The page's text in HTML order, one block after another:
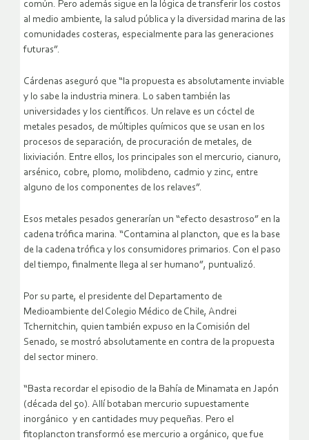
común. Pero además sigue en la lógica de transferir los costos
al medio ambiente, la salud pública y la diversidad marina de las
comunidades costeras, especialmente para las generaciones
futuras”.
Cárdenas aseguró que “la propuesta es absolutamente inviable
y lo sabe la industria minera. Lo saben también las
universidades y los científicos. Un relave es un cóctel de
metales pesados, de múltiples químicos que se usan en los
procesos de separación, de procuración de metales, de
lixiviación. Entre ellos, los principales son el mercurio, cianuro,
arsénico, cobre, plomo, molibdeno, cadmio y zinc, entre
alguno de los componentes de los relaves”.
Esos metales pesados generarían un “efecto desastroso” en la
cadena trófica marina. “Contamina al plancton, que es la base
de la cadena trófica y los consumidores primarios. Con el paso
del tiempo, finalmente llega al ser humano”, puntualizó.
Por su parte, el presidente del Departamento de
Medioambiente del Colegio Médico de Chile, Andrei
Tchernitchin, quien también expuso en la Comisión del
Senado, se mostró absolutamente en contra de la propuesta
del sector minero.
“Basta recordar el episodio de la Bahía de Minamata en Japón
(década del 50). Allí botaban mercurio supuestamente
inorgánico y en cantidades muy pequeñas. Pero el
fitoplancton transformó ese mercurio a orgánico, que fue